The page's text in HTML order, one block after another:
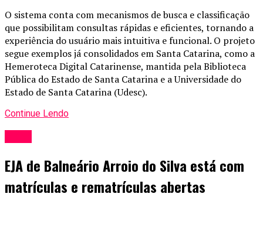
O sistema conta com mecanismos de busca e classificação
que possibilitam consultas rápidas e eficientes, tornando a
experiência do usuário mais intuitiva e funcional. O projeto
segue exemplos já consolidados em Santa Catarina, como a
Hemeroteca Digital Catarinense, mantida pela Biblioteca
Pública do Estado de Santa Catarina e a Universidade do
Estado de Santa Catarina (Udesc).
Continue Lendo
EJA de Balneário Arroio do Silva está com
matrículas e rematrículas abertas